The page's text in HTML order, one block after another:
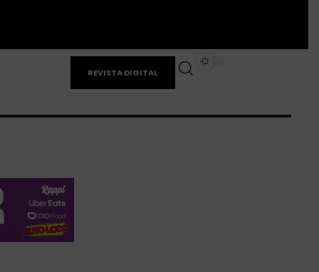
REVISTA DIGITAL